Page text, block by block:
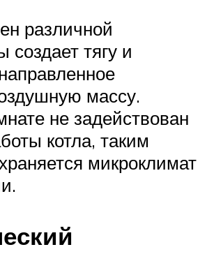
различной
создает тягу и
массу.
не задействован
котла, таким
микроклимат